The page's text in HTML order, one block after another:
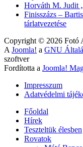
Horváth M. Judit
Finisszázs –
tárlatvezetése
Copyright © 2026 Fotó
A Joomla! a GNU
szoftver
Fordította a Joomla!
Impresszum
Adatvédelmi
Főoldal
Hírek
Teszteltük élesben
Rovatok